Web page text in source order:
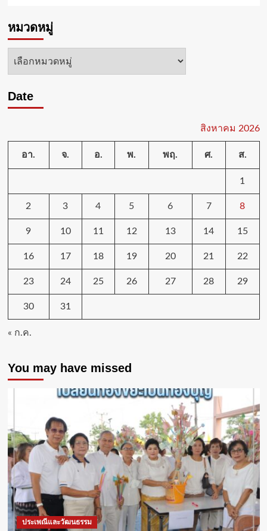
หมวดหมู่
หมวด
Date
สิงหาคม 2026
อา. จ. อ. พ. พฤ. ศ. ส.
1
2 3 4 5 6 7 8
9 10 11 12 13 14 15
16 17 18 19 20 21 22
23 24 25 26 27 28 29
30 31
« ก.ค.
You may have missed
ประเพณีและวัฒนธรรม